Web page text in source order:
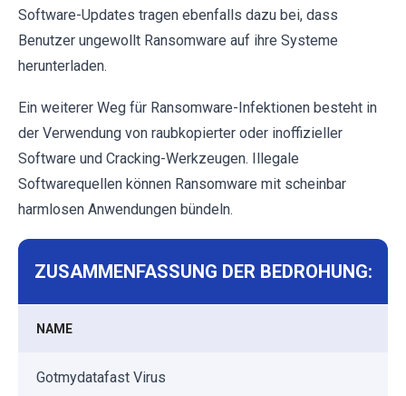
Software-Updates tragen ebenfalls dazu bei, dass
Benutzer ungewollt Ransomware auf ihre Systeme
herunterladen.
Ein weiterer Weg für Ransomware-Infektionen besteht in
der Verwendung von raubkopierter oder inoffizieller
Software und Cracking-Werkzeugen. Illegale
Softwarequellen können Ransomware mit scheinbar
harmlosen Anwendungen bündeln.
ZUSAMMENFASSUNG DER BEDROHUNG:
NAME
Gotmydatafast Virus